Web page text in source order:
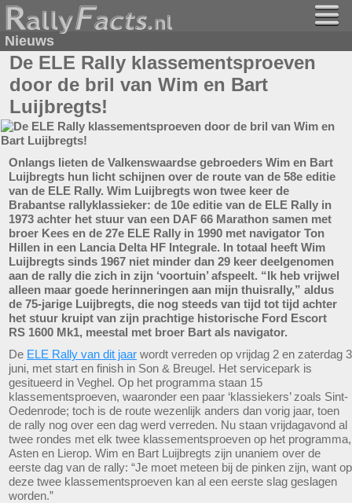
Nieuws
De ELE Rally klassementsproeven
door de bril van Wim en Bart
Luijbregts!
Onlangs lieten de Valkenswaardse gebroeders Wim en Bart
Luijbregts hun licht schijnen over de route van de 58e editie
van de ELE Rally. Wim Luijbregts won twee keer de
Brabantse rallyklassieker: de 10e editie van de ELE Rally in
1973 achter het stuur van een DAF 66 Marathon samen met
broer Kees en de 27e ELE Rally in 1990 met navigator Ton
Hillen in een Lancia Delta HF Integrale. In totaal heeft Wim
Luijbregts sinds 1967 niet minder dan 29 keer deelgenomen
aan de rally die zich in zijn ‘voortuin’ afspeelt. “Ik heb vrijwel
alleen maar goede herinneringen aan mijn thuisrally,” aldus
de 75-jarige Luijbregts, die nog steeds van tijd tot tijd achter
het stuur kruipt van zijn prachtige historische Ford Escort
RS 1600 Mk1, meestal met broer Bart als navigator.
De ELE Rally van dit jaar wordt verreden op vrijdag 2 en zaterdag 3
juni, met start en finish in Son & Breugel. Het servicepark is
gesitueerd in Veghel. Op het programma staan 15
klassementsproeven, waaronder een paar ‘klassiekers’ zoals Sint-
Oedenrode; toch is de route wezenlijk anders dan vorig jaar, toen
de rally nog over een dag werd verreden. Nu staan vrijdagavond al
twee rondes met elk twee klassementsproeven op het programma,
Asten en Lierop. Wim en Bart Luijbregts zijn unaniem over de
eerste dag van de rally: “Je moet meteen bij de pinken zijn, want op
deze twee klassementsproeven kan al een eerste slag geslagen
worden.”